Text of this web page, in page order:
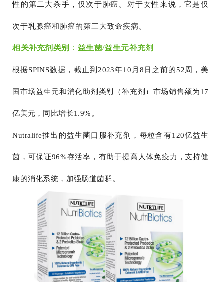
性的第二大杀手，仅次于肺癌。对于女性来说，它是仅
次于乳腺癌和肺癌的第三大致命疾病。
相关补充剂类别：益生菌/益生元补充剂
根据SPINS数据，截止到2023年10月8日之前的52周，美
国市场益生元和消化助剂类别（补充剂）市场销售额为17
亿美元，同比增长1.9%。
Nutralife推出的益生菌口服补充剂，每粒含有120亿益生
菌，可保证96%存活率，有助于提高人体免疫力，支持健
康的消化系统，加强肠道菌群。